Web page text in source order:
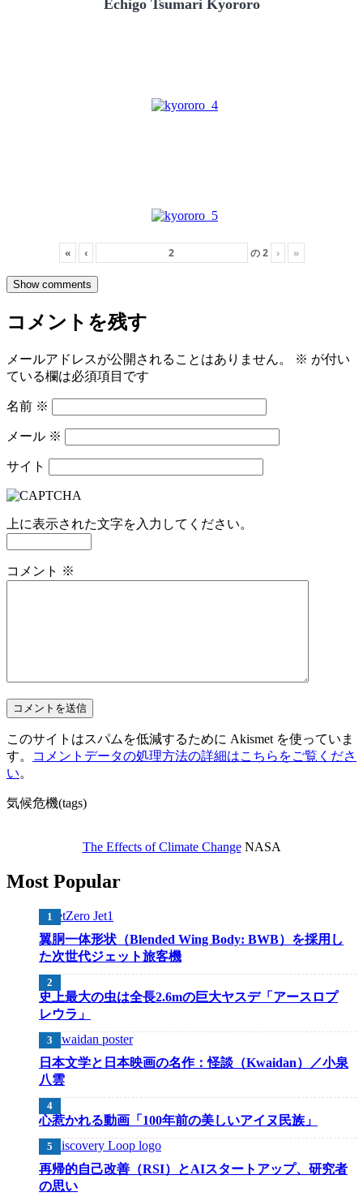
Echigo Tsumari Kyororo
« ‹ の2 › »
Show comments
コメントを残す
メールアドレスが公開されることはありません。 ※ が付い
ている欄は必須項目です
名前 ※
メール ※
サイト
上に表示された文字を入力してください。
コメント ※
このサイトはスパムを低減するために Akismet を使っていま
す。
コメントデータの処理方法の詳細はこちらをご覧くださ
い。
気候危機(tags)
The Effects of Climate ChangeNASA
Most Popular
翼胴一体形状（Blended Wing Body: BWB）を採用し
た次世代ジェット旅客機
史上最大の虫は全長2.6mの巨大ヤスデ「アースロプ
レウラ」
日本文学と日本映画の名作：怪談（Kwaidan）／小泉
八雲
心惹かれる動画「100年前の美しいアイヌ民族」
再帰的自己改善（RSI）とAIスタートアップ、研究者
の思い